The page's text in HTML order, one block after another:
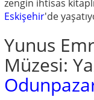
zengin ihtisas
Eskişehir'de
Yunus
Müzesi: